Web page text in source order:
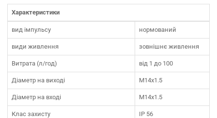
Характеристики
вид імпульсу нормований
види живлення зовнішнє живлення
Витрата (л/год) від 1 до 100
Діаметр на виході M14x1.5
Діаметр на вході M14x1.5
Клас захисту IP 56